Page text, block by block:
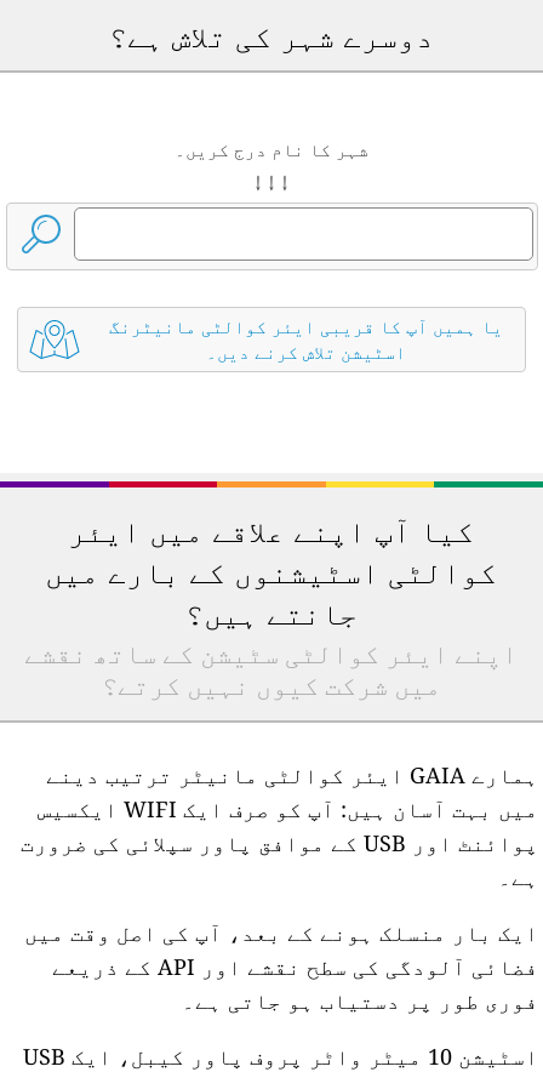
دوسرے شہر کی تلاش ہے؟
شہر کا نام درج کریں۔
↓ ↓ ↓
یا ہمیں آپ کا قریبی ایئر کوالٹی مانیٹرنگ
اسٹیشن تلاش کرنے دیں۔
کیا آپ اپنے علاقے میں ایئر
کوالٹی اسٹیشنوں کے بارے میں
جانتے ہیں؟
اپنے ایئر کوالٹی سٹیشن کے ساتھ نقشے
میں شرکت کیوں نہیں کرتے؟
ہمارے GAIA ایئر کوالٹی مانیٹر ترتیب دینے
میں بہت آسان ہیں: آپ کو صرف ایک WIFI ایکسیس
پوائنٹ اور USB کے موافق پاور سپلائی کی ضرورت
ہے۔
ایک بار منسلک ہونے کے بعد، آپ کی اصل وقت میں
فضائی آلودگی کی سطح نقشے اور API کے ذریعے
فوری طور پر دستیاب ہو جاتی ہے۔
اسٹیشن 10 میٹر واٹر پروف پاور کیبل، ایک USB